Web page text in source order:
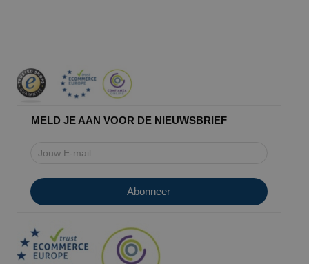
MELD JE AAN VOOR DE NIEUWSBRIEF